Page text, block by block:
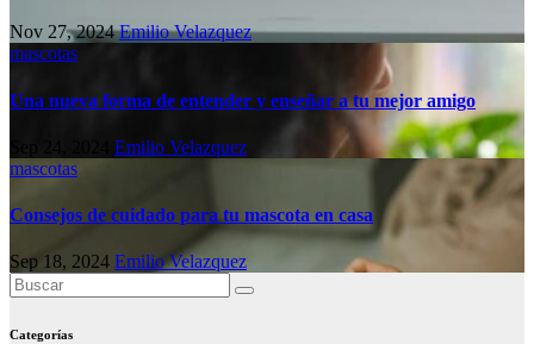
Nov 27, 2024Emilio Velazquez
mascotas
Una nueva forma de entender y enseñar a tu mejor amigo
Emilio Velazquez
mascotas
Consejos de cuidado para tu mascota en casa
Sep 18, 2024 Emilio Velazquez
Categorías